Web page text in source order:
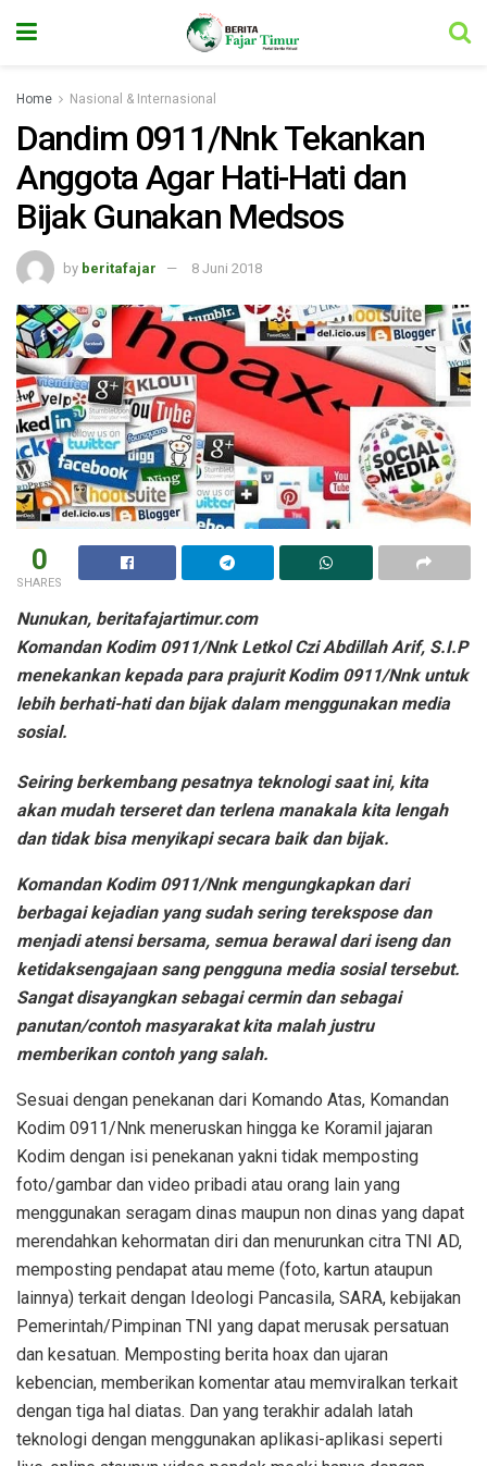
Home Nasional & Internasional
Dandim 0911/Nnk Tekankan
Anggota Agar Hati-Hati dan
Bijak Gunakan Medsos
by beritafajar 8 Juni 2018
0
SHARES
Nunukan, beritafajartimur.com
Komandan Kodim 0911/Nnk Letkol Czi Abdillah Arif, S.I.P
menekankan kepada para prajurit Kodim 0911/Nnk untuk
lebih berhati-hati dan bijak dalam menggunakan media
sosial.
Seiring berkembang pesatnya teknologi saat ini, kita
akan mudah terseret dan terlena manakala kita lengah
dan tidak bisa menyikapi secara baik dan bijak.
Komandan Kodim 0911/Nnk mengungkapkan dari
berbagai kejadian yang sudah sering terekspose dan
menjadi atensi bersama, semua berawal dari iseng dan
ketidaksengajaan sang pengguna media sosial tersebut.
Sangat disayangkan sebagai cermin dan sebagai
panutan/contoh masyarakat kita malah justru
memberikan contoh yang salah.
Sesuai dengan penekanan dari Komando Atas, Komandan
Kodim 0911/Nnk meneruskan hingga ke Koramil jajaran
Kodim dengan isi penekanan yakni tidak memposting
foto/gambar dan video pribadi atau orang lain yang
menggunakan seragam dinas maupun non dinas yang dapat
merendahkan kehormatan diri dan menurunkan citra TNI AD,
memposting pendapat atau meme (foto, kartun ataupun
lainnya) terkait dengan Ideologi Pancasila, SARA, kebijakan
Pemerintah/Pimpinan TNI yang dapat merusak persatuan
dan kesatuan. Memposting berita hoax dan ujaran
kebencian, memberikan komentar atau memviralkan terkait
dengan tiga hal diatas. Dan yang terakhir adalah latah
teknologi dengan menggunakan aplikasi-aplikasi seperti